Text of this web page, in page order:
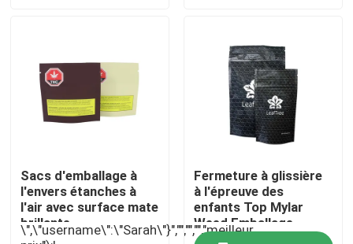
Contactez-nous
Cas
Pack de mauvaises herbes personnalisé
Sacs d'emballage à
l'envers étanches à
l'air avec surface mate
brillante
\",\"username\":\"Sarah\"}","","","","meilleur
Fermeture à glissière
à l'épreuve des
enfants Top Mylar
Weed Emballage
Matériau plastique de